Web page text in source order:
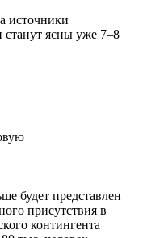
источники
станут ясны уже 7–8
будет представлен
присутствия в
контингента